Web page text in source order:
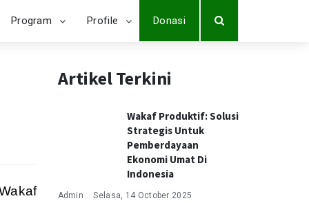
Program Profile Donasi
Artikel Terkini
Wakaf Produktif: Solusi
Strategis Untuk
Pemberdayaan
Ekonomi Umat Di
Indonesia
Admin Selasa, 14 October 2025